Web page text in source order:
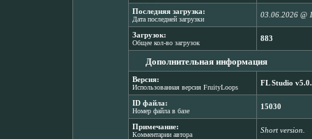
Последняя загрузка:
Дата последней загрузки
03.06.2026 @
Загрузок:
Общее кол-во загрузок
883
Дополнительная информация
Версия:
Использованная версия FruityLoops
FL Studio
ID файла:
Номер файла в базе
15030
Примечание:
Комментарии автора
Short version.